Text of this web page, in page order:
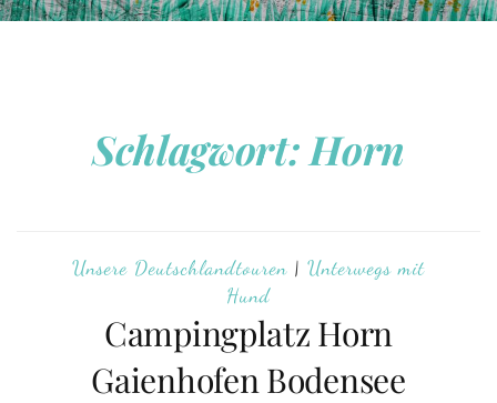
Schlagwort: Horn
Unsere Deutschlandtouren | Unterwegs mit
Hund
Campingplatz Horn
Gaienhofen Bodensee